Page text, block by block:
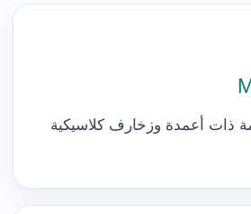
ذات أعمدة وزخارف كلاسيكية